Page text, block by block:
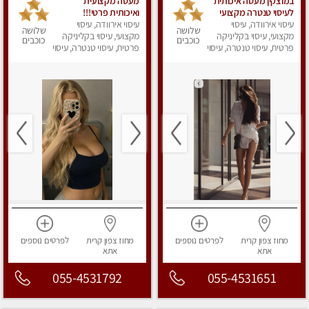
לעיסוי טנטרה מקצועי
ומרגיעה
עיסוי אירוודה, עיסוי
מקצועי, עיסוי בקליניקה
פרטית, עיסוי טנטרה, עיסוי
שלושה
כוכבים
מחוז צפוןקרית
אתא
לפרטים נוספים
055-4531651
ואיכותית פרטי!!!
עיסוי אירוודה, עיסוי
מקצועי, עיסוי בקליניקה
פרטית, עיסוי טנטרה, עיסוי
שלושה
כוכבים
מחוז צפוןקרית
אתא
לפרטים נוספים
055-4531792